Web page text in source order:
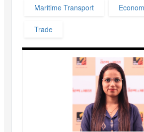
Maritime Transport
Trade